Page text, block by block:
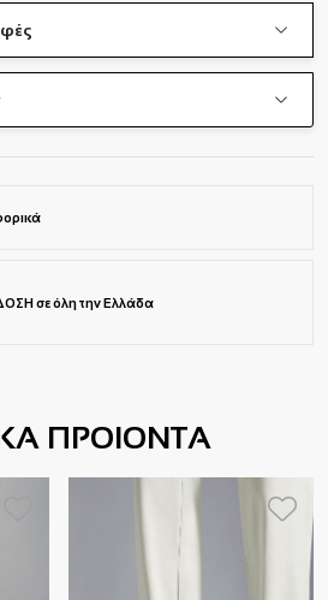
σε όλη την Ελλάδα
ΠΡΟΙΟΝΤΑ